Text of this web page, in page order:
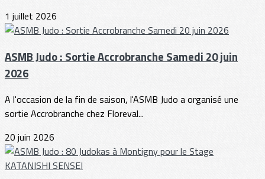
1 juillet 2026
ASMB Judo : Sortie Accrobranche Samedi 20 juin
2026
A l'occasion de la fin de saison, l'ASMB Judo a organisé une
sortie Accrobranche chez Floreval...
20 juin 2026